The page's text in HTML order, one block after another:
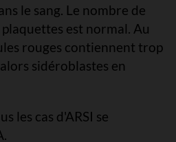
le sang. Le nombre de
est normal. Au
rouges contiennent trop
sidéroblastes en
les cas d'ARSI se